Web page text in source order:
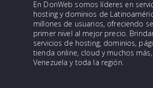
En DonWeb somos líderes en
hosting y dominios de
millones de usuarios, ofreciendo
primer nivel al mejor precio.
servicios de hosting, dominios,
tienda online, cloud y muchos
Venezuela y toda la región.